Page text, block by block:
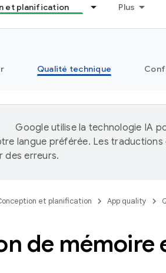
et planification Plus
Qualité technique
Google utilise la technologie IA
langue préférée. Les traductions
des erreurs.
et planification App quality
de mémoire